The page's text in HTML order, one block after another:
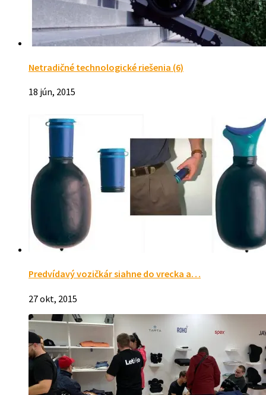
Netradičné technologické riešenia (6)
18 jún, 2015
Predvídavý vozičkár siahne do vrecka a…
27 okt, 2015